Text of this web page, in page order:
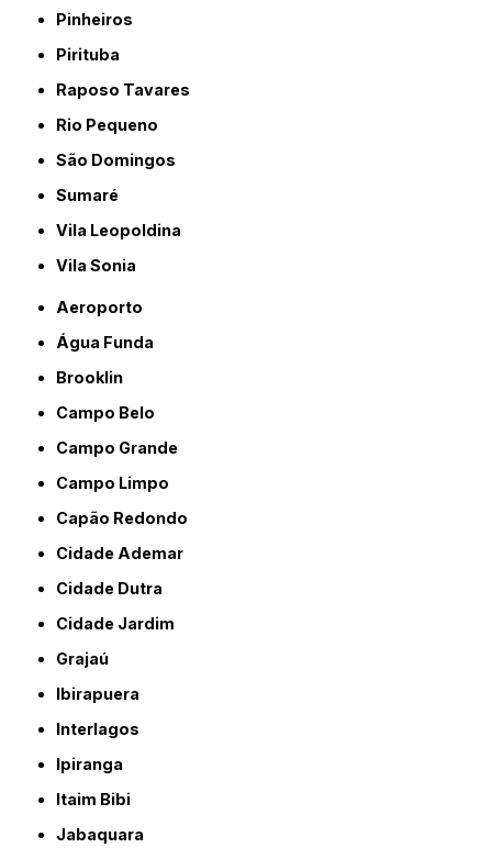
Pinheiros
Pirituba
Raposo Tavares
Rio Pequeno
São Domingos
Sumaré
Vila Leopoldina
Vila Sonia
Aeroporto
Água Funda
Brooklin
Campo Belo
Campo Grande
Campo Limpo
Capão Redondo
Cidade Ademar
Cidade Dutra
Cidade Jardim
Grajaú
Ibirapuera
Interlagos
Ipiranga
Itaim Bibi
Jabaquara